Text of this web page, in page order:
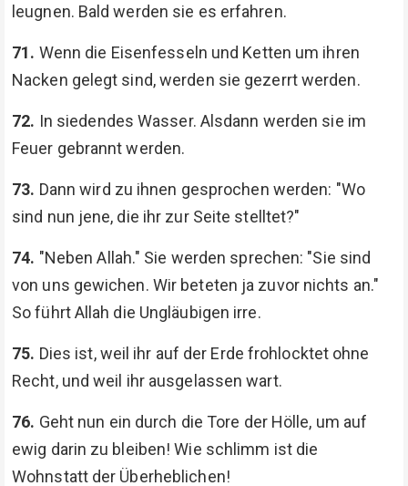
leugnen. Bald werden sie es erfahren.
71. Wenn die Eisenfesseln und Ketten um ihren
Nacken gelegt sind, werden sie gezerrt werden.
72. In siedendes Wasser. Alsdann werden sie im
Feuer gebrannt werden.
73. Dann wird zu ihnen gesprochen werden: "Wo
sind nun jene, die ihr zur Seite stelltet?"
74. "Neben Allah." Sie werden sprechen: "Sie sind
von uns gewichen. Wir beteten ja zuvor nichts an."
So führt Allah die Ungläubigen irre.
75. Dies ist, weil ihr auf der Erde frohlocktet ohne
Recht, und weil ihr ausgelassen wart.
76. Geht nun ein durch die Tore der Hölle, um auf
ewig darin zu bleiben! Wie schlimm ist die
Wohnstatt der Überheblichen!